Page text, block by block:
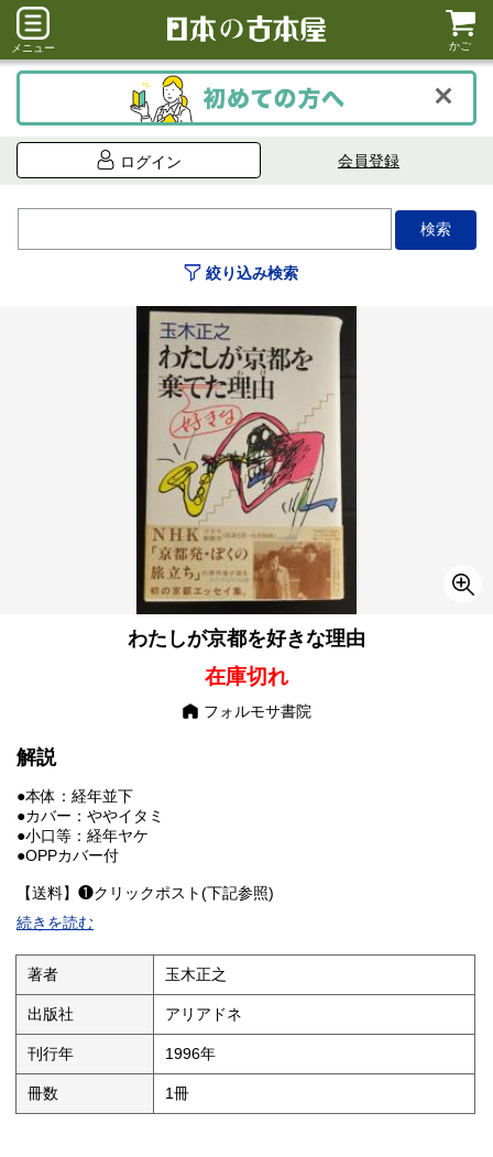
メニュー かご
ログイン 会員登録
絞り込み検索
わたしが京都を好きな理由
在庫切れ
フォルモサ書院
解説
●本体：経年並下
●カバー：ややイタミ
●小口等：経年ヤケ
●OPPカバー付
【送料】❶クリックポスト(下記参照)
続きを読む
著者 玉木正之
出版社 アリアドネ
刊行年 1996年
冊数 1冊